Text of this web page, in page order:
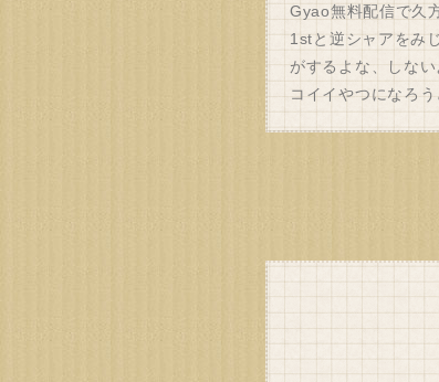
Gyao無料配信で久
1stと逆シャアをみ
がするよな、しな
コイイやつになろう